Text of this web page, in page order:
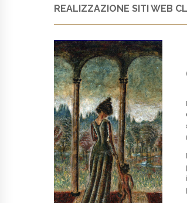
REALIZZAZIONE SITI WEB